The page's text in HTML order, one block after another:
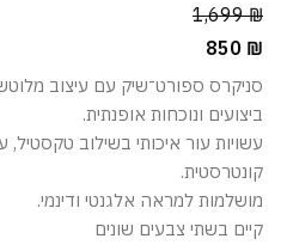
1,699₪
850 ₪
סניקרס ספורט־שיק עם עיצוב
ביצועים ונוכחות אופנתית.
עשויות עור איכותי בשילוב
קונטרסטית.
מושלמות למראה אלגנטי ודינמי.
קיים בשתי צבעים שונים